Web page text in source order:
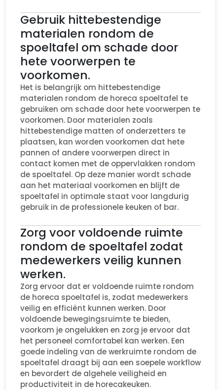
Gebruik hittebestendige
materialen rondom de
spoeltafel om schade door
hete voorwerpen te
voorkomen.
Het is belangrijk om hittebestendige
materialen rondom de horeca spoeltafel te
gebruiken om schade door hete voorwerpen te
voorkomen. Door materialen zoals
hittebestendige matten of onderzetters te
plaatsen, kan worden voorkomen dat hete
pannen of andere voorwerpen direct in
contact komen met de oppervlakken rondom
de spoeltafel. Op deze manier wordt schade
aan het materiaal voorkomen en blijft de
spoeltafel in optimale staat voor langdurig
gebruik in de professionele keuken of bar.
Zorg voor voldoende ruimte
rondom de spoeltafel zodat
medewerkers veilig kunnen
werken.
Zorg ervoor dat er voldoende ruimte rondom
de horeca spoeltafel is, zodat medewerkers
veilig en efficiënt kunnen werken. Door
voldoende bewegingsruimte te bieden,
voorkom je ongelukken en zorg je ervoor dat
het personeel comfortabel kan werken. Een
goede indeling van de werkruimte rondom de
spoeltafel draagt bij aan een soepele workflow
en bevordert de algehele veiligheid en
productiviteit in de horecakeuken.